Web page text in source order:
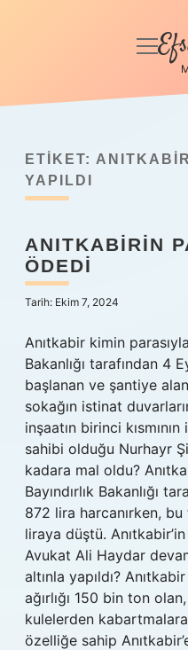
Anasayfa
Yasal Uyarı
ETIKET:
YAPILDI
ANITKABIRIN
ÖDEDI
Tarih: Ekim 7, 2024
Anıtkabir kimin parasıyla
Bakanlığı tarafından 4
başlanan ve şantiye
sokağın istinat
inşaatın birinci
sahibi olduğu Nurhayr
kadara mal oldu?
Bayındırlık Bakanlığı
872 lira harcanırken,
liraya düştü.
Avukat Ali Haydar
altınla yapıldı?
ağırlığı 150 bin ton
kulelerden
özelliğe sahip